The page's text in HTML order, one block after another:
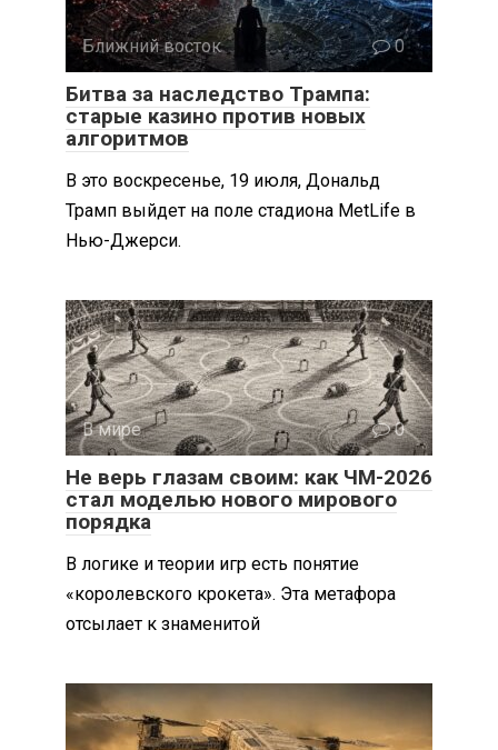
Ближний восток 0
Битва за наследство Трампа:
старые казино против новых
алгоритмов
В это воскресенье, 19 июля, Дональд
Трамп выйдет на поле стадиона MetLife в
Нью-Джерси.
В мире 0
Не верь глазам своим: как ЧМ-2026
стал моделью нового мирового
порядка
В логике и теории игр есть понятие
«королевского крокета». Эта метафора
отсылает к знаменитой